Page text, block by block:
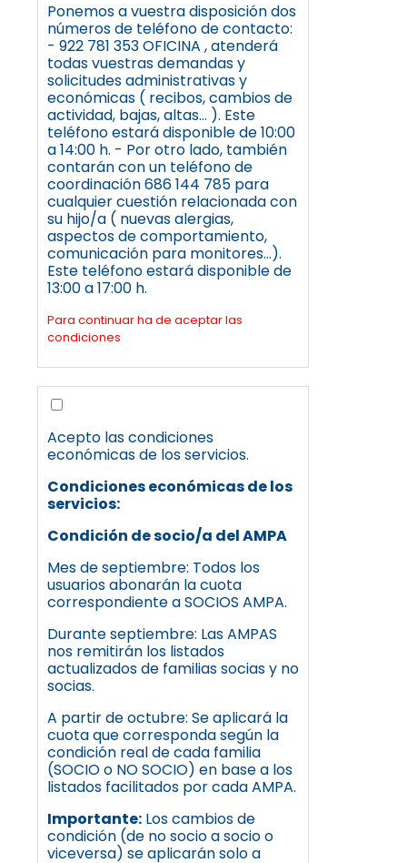
Ponemos a vuestra disposición dos
números de teléfono de contacto:
- 922 781 353 OFICINA , atenderá
todas vuestras demandas y
solicitudes administrativas y
económicas ( recibos, cambios de
actividad, bajas, altas... ). Este
teléfono estará disponible de 10:00
a 14:00 h. - Por otro lado, también
contarán con un teléfono de
coordinación 686 144 785 para
cualquier cuestión relacionada con
su hijo/a ( nuevas alergias,
aspectos de comportamiento,
comunicación para monitores...).
Este teléfono estará disponible de
13:00 a 17:00 h.
Para continuar ha de aceptar las
condiciones
Acepto las condiciones
económicas de los servicios.
Condiciones económicas de los
servicios:
Condición de socio/a del AMPA
Mes de septiembre: Todos los
usuarios abonarán la cuota
correspondiente a SOCIOS AMPA.
Durante septiembre: Las AMPAS
nos remitirán los listados
actualizados de familias socias y no
socias.
A partir de octubre: Se aplicará la
cuota que corresponda según la
condición real de cada familia
(SOCIO o NO SOCIO) en base a los
listados facilitados por cada AMPA.
Importante: Los cambios de
condición (de no socio a socio o
viceversa) se aplicarán solo a